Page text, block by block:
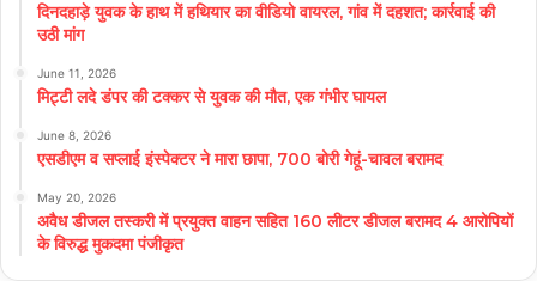
दिनदहाड़े युवक के हाथ में हथियार का वीडियो वायरल, गांव में दहशत; कार्रवाई की
उठी मांग
June 11, 2026
मिट्टी लदे डंपर की टक्कर से युवक की मौत, एक गंभीर घायल
June 8, 2026
एसडीएम व सप्लाई इंस्पेक्टर ने मारा छापा, 700 बोरी गेहूं-चावल बरामद
May 20, 2026
अवैध डीजल तस्करी में प्रयुक्त वाहन सहित 160 लीटर डीजल बरामद 4 आरोपियों
के विरुद्ध मुकदमा पंजीकृत